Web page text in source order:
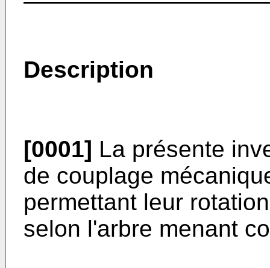
Description
[0001] La présente
de couplage
permettant leur
selon l'arbre menant